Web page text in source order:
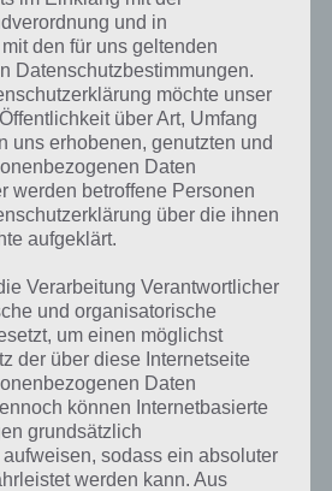
werden müssen, was nicht immer
von der Arbeitsgeschwindigkeit,
den Tag legt. Dank Snapdragon S4
arbeitet das Nokia Lumia 920 von
Selbst der Bootvorgang beim
ist Windows Phone 8 in wenigen
am gut programmierten
hatte beim zweiwöchigen Test
Smartphones, alles lief flüssig und auch
Das habe ich bei Android nicht immer,
sein kann oder sich das ganze mal
und
8
und in
den für uns geltenden
Datenschutzbestimmungen.
möchte unser
über Art, Umfang
uns erhobenen, genutzten und
Daten
werden betroffene Personen
über die ihnen
aufgeklärt.
Verarbeitung Verantwortlicher
und organisatorische
um einen möglichst
der über diese Internetseite
Daten
können Internetbasierte
grundsätzlich
sodass ein absoluter
werden kann. Aus